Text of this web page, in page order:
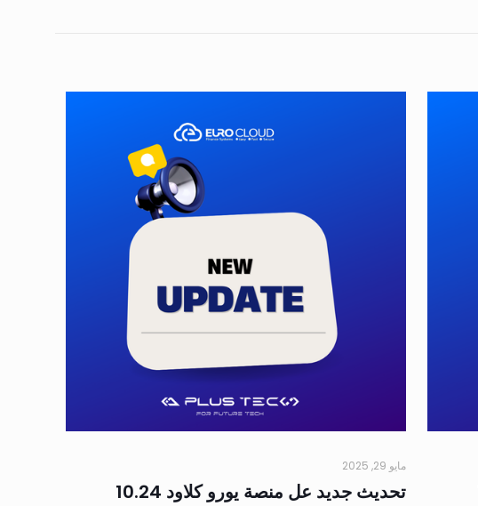
مايو 29, 2025
تحديث جديد عل منصة يورو كلاود 10.24